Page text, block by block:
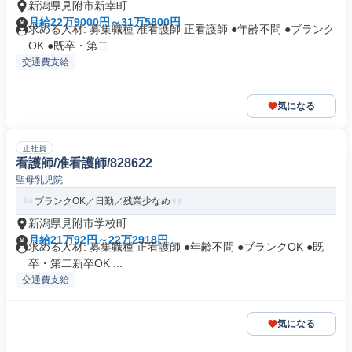
新潟県見附市新幸町
月給22万9000円～31万5800円
求める人材: 募集職種 准看護師 正看護師 ●年齢不問 ●ブランク
OK ●既卒・第二...
交通費支給
気になる
正社員
看護師/准看護師/828622
聖母乳児院
ブランクOK／日勤／残業少なめ
新潟県見附市学校町
月給21万92円～22万2918円
求める人材: 募集職種 正看護師 ●年齢不問 ●ブランクOK ●既
卒・第二新卒OK ...
交通費支給
気になる